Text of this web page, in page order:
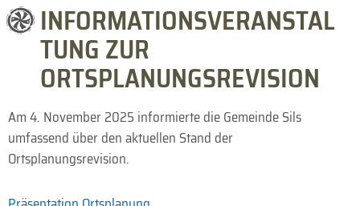
INFORMATIONSVERANSTAL
TUNG ZUR
ORTSPLANUNGSREVISION
Am 4. November 2025 informierte die Gemeinde Sils
umfassend über den aktuellen Stand der
Ortsplanungsrevision.